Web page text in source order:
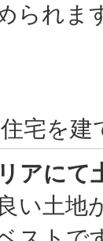
めら
宅を
アにて
い土地